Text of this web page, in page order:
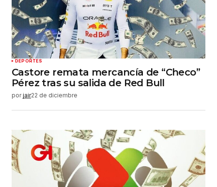
Guardar mi nombre, correo electrónico y sitio
web en este navegador para la próxima vez que
haga un comentario.
Enviar comentario
DEPORTES
Castore remata mercancía de “Checo”
Pérez tras su salida de Red Bull
por jair22 de diciembre